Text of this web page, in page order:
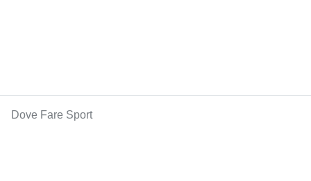
Dove Fare Sport